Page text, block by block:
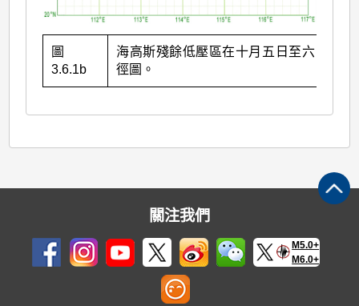
圖
3.6.1b
海高斯殘餘低壓區在十月五日至六日的路
徑圖。
關注我們
M5.0+
M6.0+